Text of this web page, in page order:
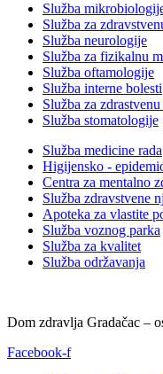
Služba
Služba za
Služba neurologije
Služba za fizikalnu
Služba oftamologije
Služba interne bolesti
Služba za
Služba stomatologije
Služba medicine rada
Higijensko -
Centra za mentalno
Služba zdravstvene
Apoteka za vlastite
Služba voznog parka
Služba za kvalitet
Služba održavanja
Dom zdravlja Gradačac –
Facebook-f